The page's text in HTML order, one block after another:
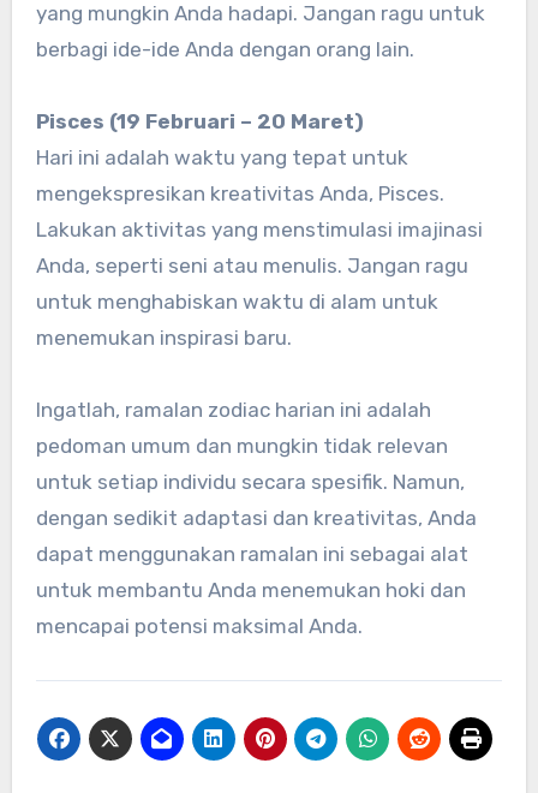
yang mungkin Anda hadapi. Jangan ragu untuk
berbagi ide-ide Anda dengan orang lain.
Pisces (19 Februari – 20 Maret)
Hari ini adalah waktu yang tepat untuk
mengekspresikan kreativitas Anda, Pisces.
Lakukan aktivitas yang menstimulasi imajinasi
Anda, seperti seni atau menulis. Jangan ragu
untuk menghabiskan waktu di alam untuk
menemukan inspirasi baru.
Ingatlah, ramalan zodiac harian ini adalah
pedoman umum dan mungkin tidak relevan
untuk setiap individu secara spesifik. Namun,
dengan sedikit adaptasi dan kreativitas, Anda
dapat menggunakan ramalan ini sebagai alat
untuk membantu Anda menemukan hoki dan
mencapai potensi maksimal Anda.